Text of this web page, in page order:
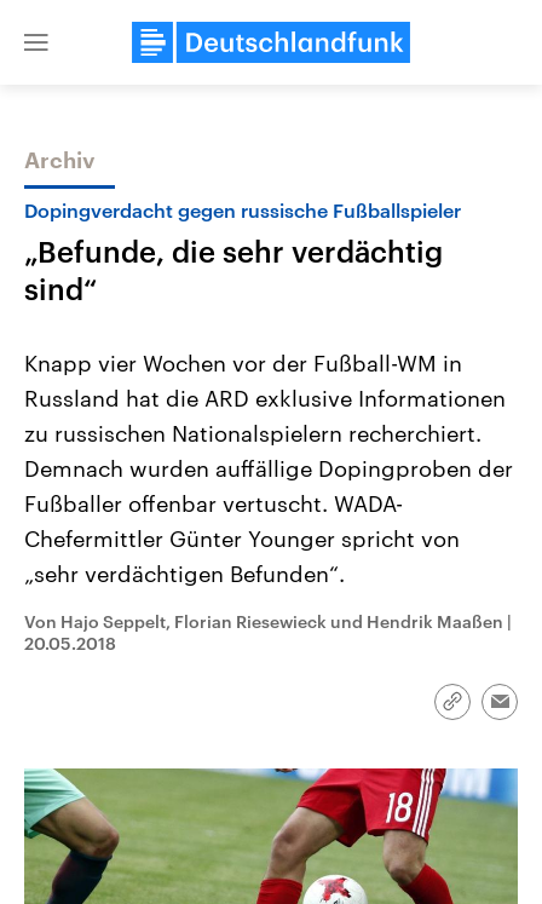
Close
Themen
Landtagswahl Sachsen-Anhalt
2026
Alle Informationen
Sachsen-Anhalt wählt am 6.
September 2026 einen neuen
Landtag. Seit 2021 wird das
Bundesland von einer Koalition aus
Umfragen, Prognosen,
und Hintergründe zu den Parteien
und Kandidaten der anstehenden
Wahl.
Aktuelle Beiträge,
Hintergründe
Wirtschaftlich und
gehören die Vereinigten
den mächtigsten Ländern
mit großem Einfluss auf
aktuelle Weltgeschehen.
Sendungen Programm Podcasts
Archiv
Dopingverdacht gegen russische Fußballspieler
„Befunde, die sehr verdächtig
sind“
Knapp vier Wochen vor der Fußball-WM in
Russland hat die ARD exklusive Informationen
zu russischen Nationalspielern recherchiert.
Demnach wurden auffällige Dopingproben der
Fußballer offenbar vertuscht. WADA-
Chefermittler Günter Younger spricht von
„sehr verdächtigen Befunden“.
Von Hajo Seppelt, Florian Riesewieck und Hendrik Maaßen |
20.05.2018
Link